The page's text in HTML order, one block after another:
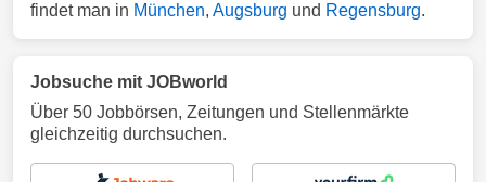
findet man in München, Augsburg und Regensburg.
Jobsuche mit JOBworld
Über 50 Jobbörsen, Zeitungen und Stellenmärkte
gleichzeitig durchsuchen.